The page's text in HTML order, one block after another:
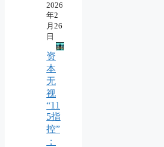
2026
年2
月26
日
资
本
无
视
“11
5指
控”
：